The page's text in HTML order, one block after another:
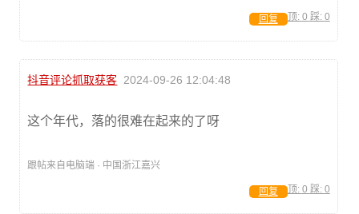
顶: 0 踩: 0
回复
抖音评论抓取获客 2024-09-26 12:04:48
这个年代，落的很难在起来的了呀
跟帖来自电脑端 · 中国浙江嘉兴
顶: 0 踩: 0
回复